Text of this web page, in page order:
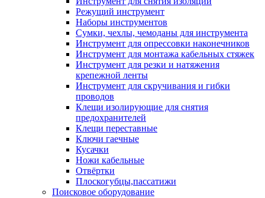
Режущий инструмент
Наборы инструментов
Сумки, чехлы, чемоданы для инструмента
Инструмент для опрессовки наконечников
Инструмент для монтажа кабельных стяжек
Инструмент для резки и натяжения
крепежной ленты
Инструмент для скручивания и гибки
проводов
Клещи изолирующие для снятия
предохранителей
Клещи переставные
Ключи гаечные
Кусачки
Ножи кабельные
Отвёртки
Плоскогубцы,пассатижи
Поисковое оборудование